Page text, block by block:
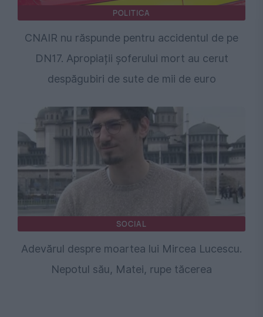
POLITICA
CNAIR nu răspunde pentru accidentul de pe
DN17. Apropiații șoferului mort au cerut
despăgubiri de sute de mii de euro
SOCIAL
Adevărul despre moartea lui Mircea Lucescu.
Nepotul său, Matei, rupe tăcerea